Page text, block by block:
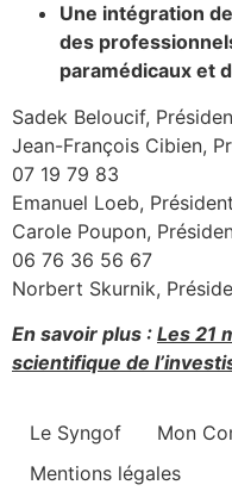
Une intégration
des
paramédicaux et
Sadek Beloucif,
Jean-François Cibien,
07 19 79 83
Emanuel Loeb,
Carole Poupon,
06 76 36 56 67
Norbert Skurnik,
En savoir plus : Les 21
scientifique de
Le Syngof Mon
Mentions légales